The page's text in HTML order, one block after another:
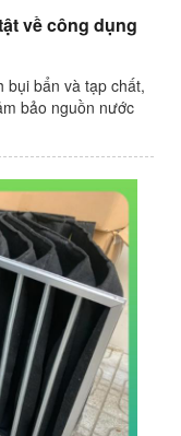
về công dụng
bụi bẩn và tạp chất,
bảo nguồn nước